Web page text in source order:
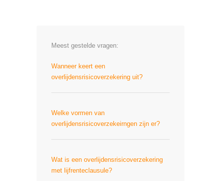
Meest gestelde vragen:
Wanneer keert een
overlijdensrisicoverzekering uit?
Welke vormen van
overlijdensrisicoverzekeirngen zijn er?
Wat is een overlijdensrisicoverzekering
met lijfrenteclausule?